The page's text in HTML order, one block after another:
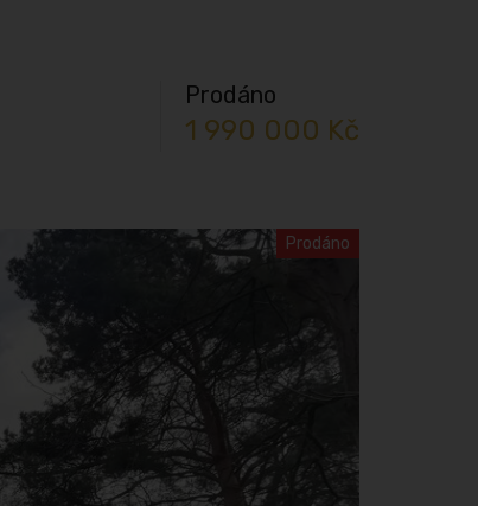
Prodáno
1 990 000 Kč
Prodáno